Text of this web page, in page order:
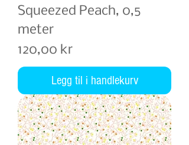
Squeezed Peach, 0,5
meter
Pris
120,00 kr
Legg til i handlekurv